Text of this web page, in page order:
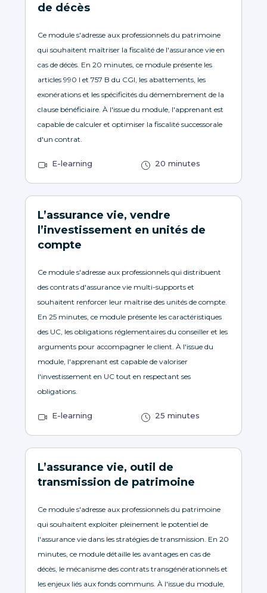
de décès
Ce module s'adresse aux professionnels du patrimoine
qui souhaitent maîtriser la fiscalité de l'assurance vie en
cas de décès. En 20 minutes, ce module présente les
articles 990 I et 757 B du CGI, les abattements, les
exonérations et les spécificités du démembrement de la
clause bénéficiaire. À l'issue du module, l'apprenant est
capable de calculer et optimiser la fiscalité successorale
d'un contrat.
E-learning 20 minutes
L’assurance vie, vendre
l’investissement en unités de
compte
Ce module s'adresse aux professionnels qui distribuent
des contrats d'assurance vie multi-supports et
souhaitent renforcer leur maîtrise des unités de compte.
En 25 minutes, ce module présente les caractéristiques
des UC, les obligations réglementaires du conseiller et les
arguments pour accompagner le client. À l'issue du
module, l'apprenant est capable de valoriser
l'investissement en UC tout en respectant ses
obligations.
E-learning 25 minutes
L’assurance vie, outil de
transmission de patrimoine
Ce module s'adresse aux professionnels du patrimoine
qui souhaitent exploiter pleinement le potentiel de
l'assurance vie dans les stratégies de transmission. En 20
minutes, ce module détaille les avantages en cas de
décès, le mécanisme des contrats transgénérationnels et
les enjeux liés aux fonds communs. À l'issue du module,